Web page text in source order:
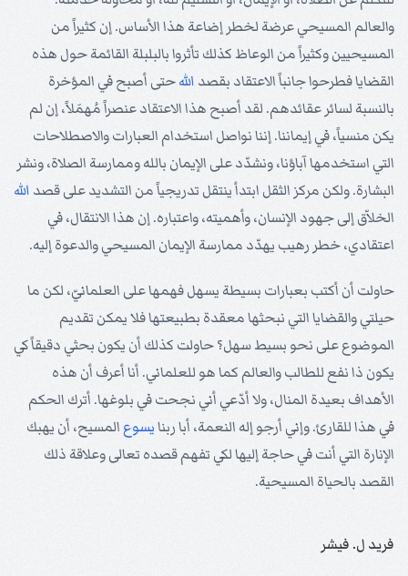
والعالم المسيحي عرضة لخطر إضاعة هذا الأساس. إن كثيراً من
المسيحيين وكثيراً من الوعاظ كذلك تأثروا بالبلبلة القائمة حول هذه
القضايا فطرحوا جانباً الاعتقاد بقصد اللهحتى أصبح في المؤخرة
بالنسبة لسائر عقائدهم. لقد أصبح هذا الاعتقاد عنصراً مُهمَلاً، إن لم
يكن منسياً، في إيماننا. إننا نواصل استخدام العبارات والاصطلاحات
التي استخدمها آباؤنا، ونشدّد على الإيمان بالله وممارسة الصلاة، ونشر
البشارة. ولكن مركز الثقل ابتدأ ينتقل تدريجياً من التشديد على قصد الله
الخلاّق إلى جهود الإنسان، وأهميته، واعتباره. إن هذا الانتقال، في
اعتقادي، خطر رهيب يهدّد ممارسة الإيمان المسيحي والدعوة إليه.
حاولت أن أكتب بعبارات بسيطة يسهل فهمها على العلمانيّ، لكن ما
حيلتي والقضايا التي نبحثها معقدة بطبيعتها فلا يمكن تقديم
الموضوع على نحو بسيط سهل؟ حاولت كذلك أن يكون بحثي دقيقاً كي
يكون ذا نفع للطالب والعالم كما هو للعلماني. أنا أعرف أن هذه
الأهداف بعيدة المنال، ولا أدّعي أني نجحت في بلوغها. أترك الحكم
في هذا للقارئ. وإني أرجو إله النعمة، أبا ربنايسوع المسيح، أن يهبك
الإنارة التي أنت في حاجة إليها لكي تفهم قصده تعالى وعلاقة ذلك
القصد بالحياة المسيحية.
فريد ل. فيشر